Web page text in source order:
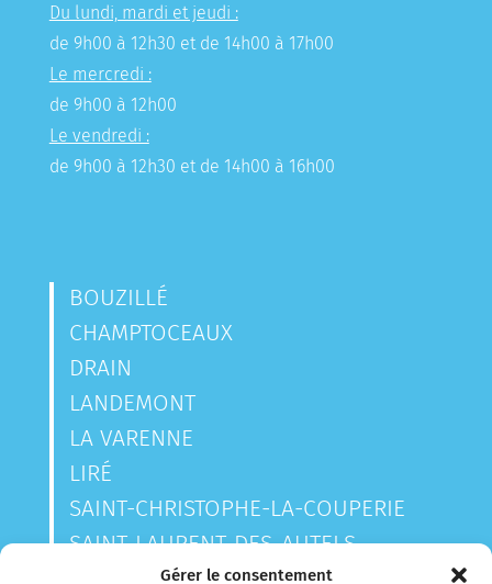
Gérer le consentement
Du lundi, mardi et jeudi :
de 9h00 à 12h30 et de 14h00 à 17h00
Le mercredi :
de 9h00 à 12h00
Le vendredi :
de 9h00 à 12h30 et de 14h00 à 16h00
BOUZILLÉ
CHAMPTOCEAUX
DRAIN
LANDEMONT
LA VARENNE
LIRÉ
SAINT-CHRISTOPHE-LA-COUPERIE
SAINT-LAURENT-DES-AUTELS
SAINT-SAUVEUR-DE-LANDEMONT